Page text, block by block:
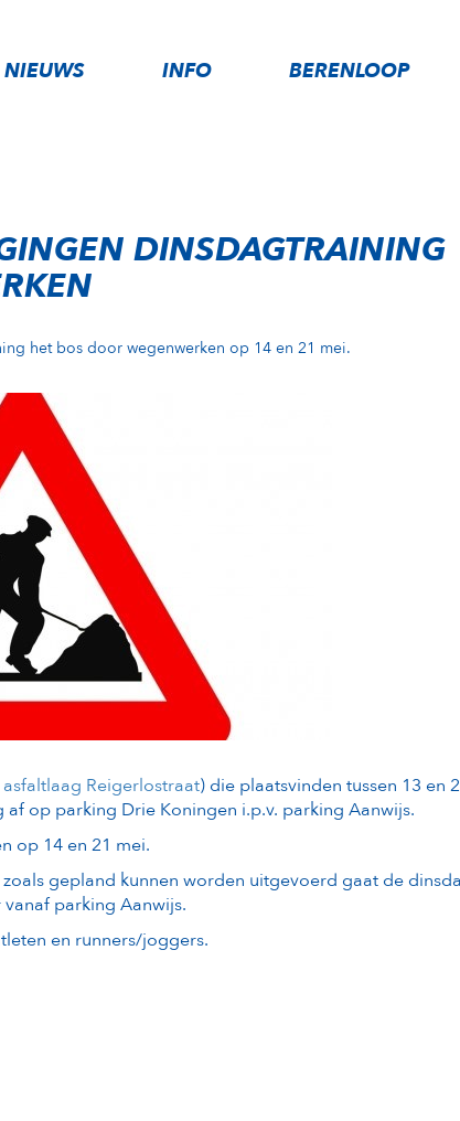
NIEUWS INFO BERENLOOP
DINSDAGTRAINING
het bos door wegenwerken op 14 en 21 mei.
Reigerlostraat) die plaatsvinden tussen 13 en
op parking Drie Koningen i.p.v. parking Aanwijs.
op 14 en 21 mei.
gepland kunnen worden uitgevoerd gaat de
parking Aanwijs.
en runners/joggers.